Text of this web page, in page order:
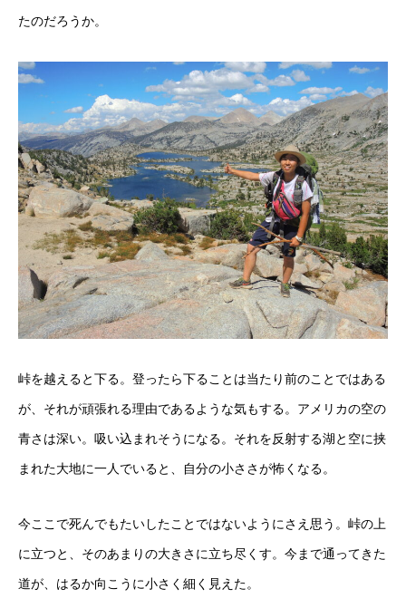
たのだろうか。
峠を越えると下る。登ったら下ることは当たり前のことではある
が、それが頑張れる理由であるような気もする。 アメリカの空の
青さは深い。吸い込まれそうになる。それを反射する湖と空に挟
まれた大地に一人でいると、自分の小ささが怖くなる。
今ここで死んでもたいしたことではないようにさえ思う。峠の上
に立つと、そのあまりの大きさに立ち尽くす。 今まで通ってきた
道が、はるか向こうに小さく細く見えた。